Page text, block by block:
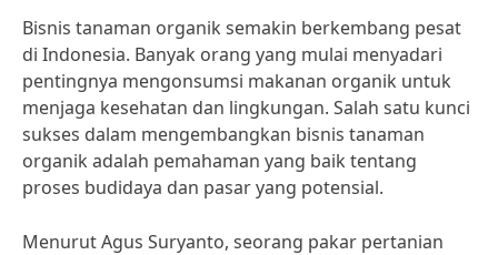
Bisnis tanaman organik semakin berkembang pesat
di Indonesia. Banyak orang yang mulai menyadari
pentingnya mengonsumsi makanan organik untuk
menjaga kesehatan dan lingkungan. Salah satu kunci
sukses dalam mengembangkan bisnis tanaman
organik adalah pemahaman yang baik tentang
proses budidaya dan pasar yang potensial.
Menurut Agus Suryanto, seorang pakar pertanian